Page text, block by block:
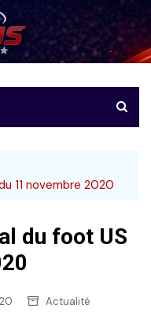
US
11 novembre 2020
du foot US
Actualité